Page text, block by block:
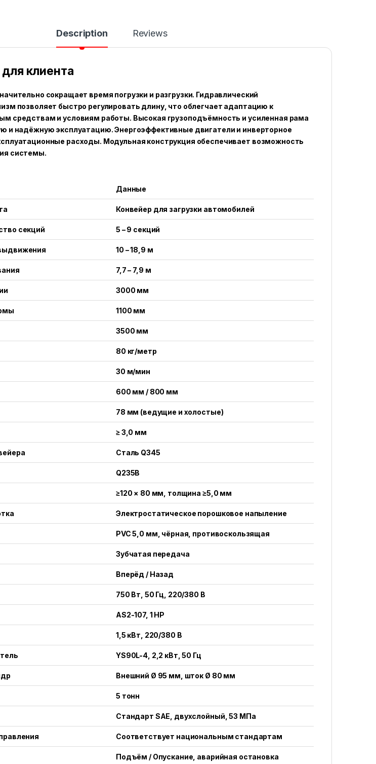
Description Reviews
клиента
сокращает время погрузки и разгрузки. Гидравлический
позволяет быстро регулировать длину, что облегчает адаптацию к
средствам и условиям работы. Высокая грузоподъёмность и усиленная рама
и надёжную эксплуатацию. Энергоэффективные двигатели и инверторное
расходы. Модульная конструкция обеспечивает возможность
системы.
Данные
Конвейер для загрузки автомобилей
секций 5 – 9 секций
10 – 18,9 м
7,7 – 7,9 м
3000 мм
1100 мм
3500 мм
80 кг/метр
30 м/мин
600 мм / 800 мм
78 мм (ведущие и холостые)
≥ 3,0 мм
Сталь Q345
Q235B
≥120 × 80 мм, толщина ≥5,0 мм
Электростатическое порошковое напыление
PVC 5,0 мм, чёрная, противоскользящая
Зубчатая передача
Вперёд / Назад
750 Вт, 50 Гц, 220/380 В
AS2-107, 1 HP
1,5 кВт, 220/380 В
YS90L-4, 2,2 кВт, 50 Гц
Внешний Ø 95 мм, шток Ø 80 мм
5 тонн
Стандарт SAE, двухслойный, 53 МПа
Соответствует национальным стандартам
Подъём / Опускание, аварийная остановка